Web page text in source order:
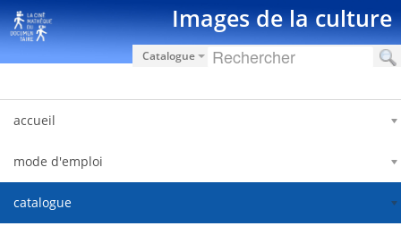
Saut au contenu Images de la culture
Catalogue
accueil
mode d'emploi
catalogue